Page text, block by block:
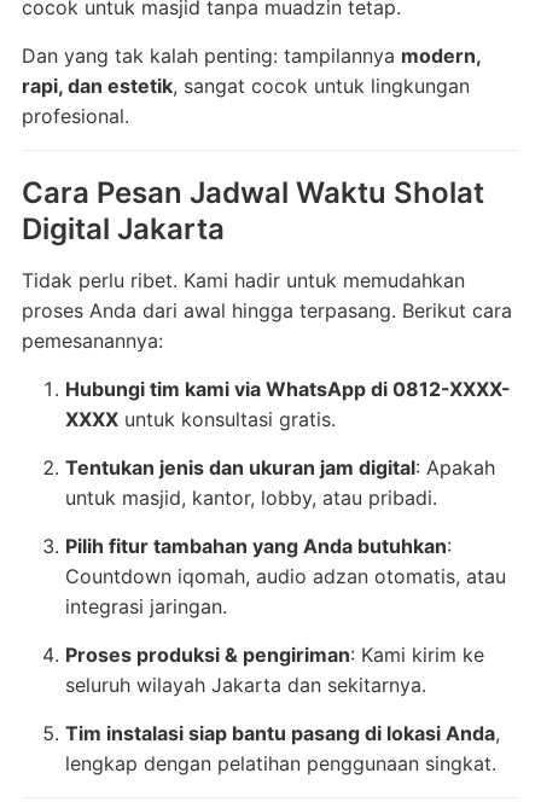
cocok untuk masjid tanpa muadzin tetap.
Dan yang tak kalah penting: tampilannya modern,
rapi, dan estetik, sangat cocok untuk lingkungan
profesional.
Cara Pesan Jadwal Waktu Sholat
Digital Jakarta
Tidak perlu ribet. Kami hadir untuk memudahkan
proses Anda dari awal hingga terpasang. Berikut cara
pemesanannya:
Hubungi tim kami via WhatsApp di 0812-XXXX-
XXXXuntuk konsultasi gratis.
Tentukan jenis dan ukuran jam digital: Apakah
untuk masjid, kantor, lobby, atau pribadi.
Pilih fitur tambahan yang Anda butuhkan:
Countdown iqomah, audio adzan otomatis, atau
integrasi jaringan.
Proses produksi & pengiriman: Kami kirim ke
seluruh wilayah Jakarta dan sekitarnya.
Tim instalasi siap bantu pasang di lokasi Anda,
lengkap dengan pelatihan penggunaan singkat.